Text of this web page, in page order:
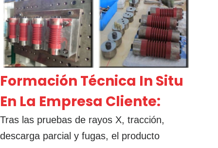
Formación Técnica In Situ
En La Empresa Cliente:
Tras las pruebas de rayos X, tracción,
descarga parcial y fugas, el producto